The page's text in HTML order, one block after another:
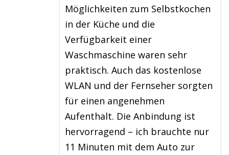
Möglichkeiten zum Selbstkochen
in der Küche und die
Verfügbarkeit einer
Waschmaschine waren sehr
praktisch. Auch das kostenlose
WLAN und der Fernseher sorgten
für einen angenehmen
Aufenthalt. Die Anbindung ist
hervorragend – ich brauchte nur
11 Minuten mit dem Auto zur